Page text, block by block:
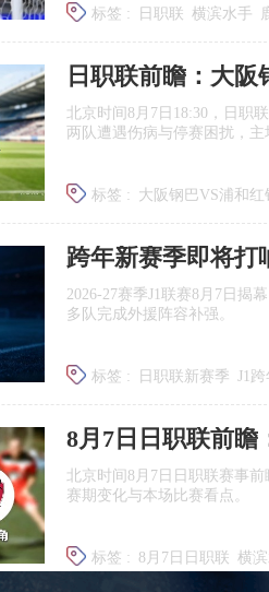
标签 : 日职联 横滨水手
北京时间8月7日18:30，日职
两队遭遇伤病与停赛困扰，主
标签 : 大阪钢巴VS浦和红
浦和红钻
跨年新赛季即将打
2026‑27赛季J1联赛8月7日揭
多队完成外援阵容补强。
标签 : 日职联新赛季 J1跨
广岛三箭
8月7日日职联前瞻
北京时间8月7日日职联赛事
赛期变化与本场比赛看点。
标签 : 8月7日日职联 横